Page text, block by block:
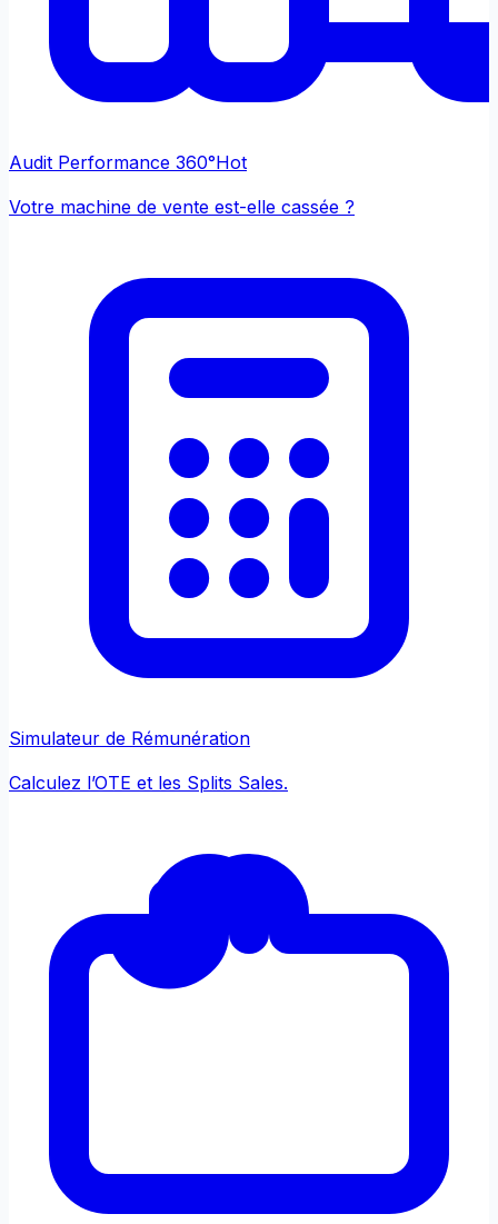
Audit Performance 360°Hot
Votre machine de vente est-elle cassée ?
Simulateur de Rémunération
Calculez l’OTE et les Splits Sales.